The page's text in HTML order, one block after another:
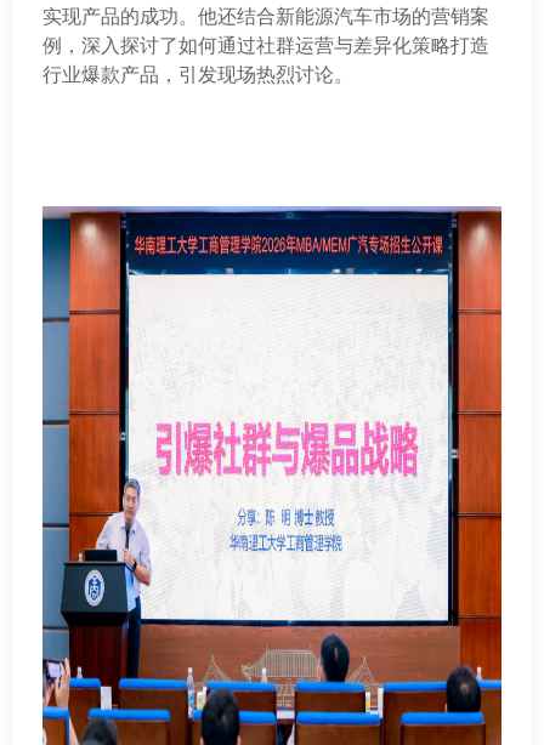
实现产品的成功。他还结合新能源汽车市场的营销案
例，深入探讨了如何通过社群运营与差异化策略打造
行业爆款产品，引发现场热烈讨论。